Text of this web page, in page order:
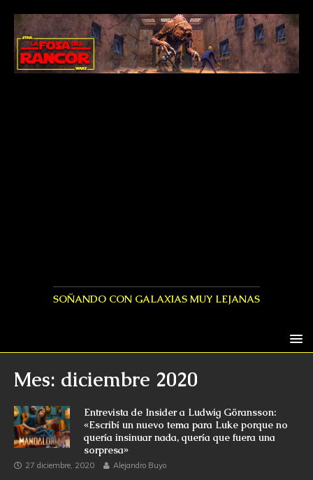
SOÑANDO CON GALAXIAS MUY LEJANAS
Mes: diciembre 2020
Entrevista de Insider a Ludwig Göransson:
«Escribí un nuevo tema para Luke porque no
quería insinuar nada, quería que fuera una
sorpresa»
27 diciembre, 2020 Alejandro Buyo